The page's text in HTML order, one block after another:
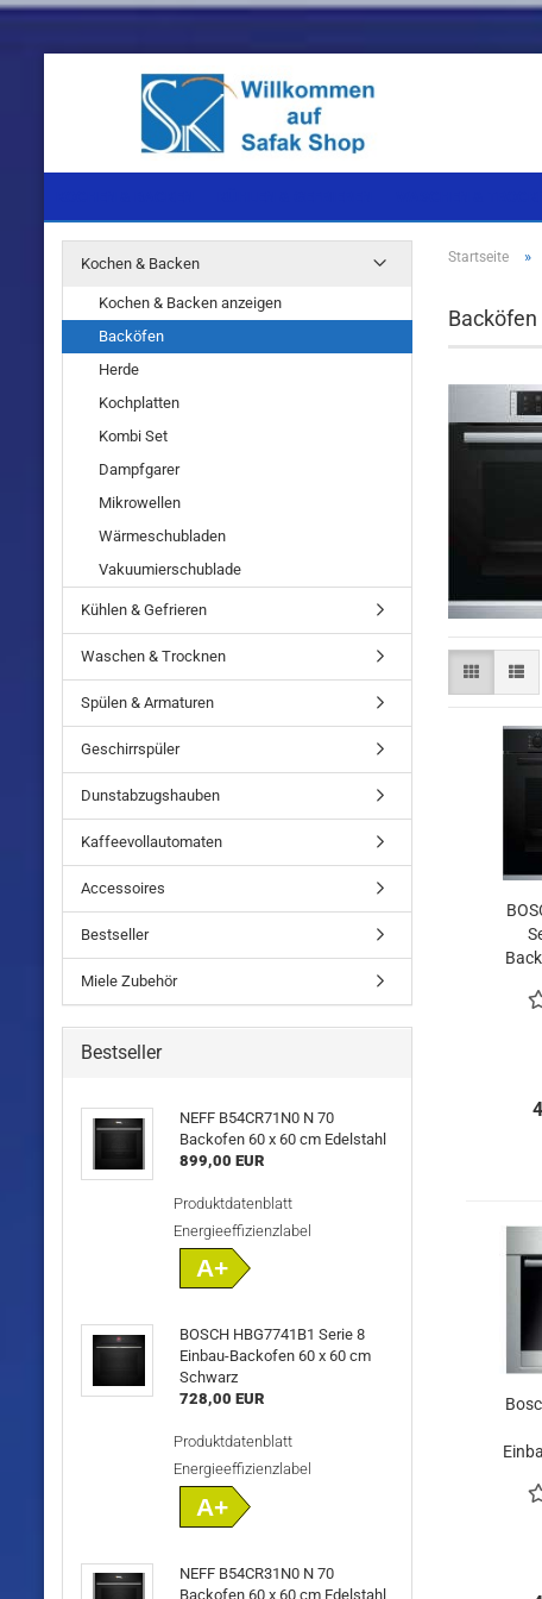
Einbaugeräte
Standgeräte
Startseite »
Backöfen
Kochen & Backen
Kochen & Backen anzeigen
Backöfen
Herde
Kochplatten
Kombi Set
Dampfgarer
Mikrowellen
Wärmeschubladen
Vakuumierschublade
Kühlen & Gefrieren
Waschen & Trocknen
Spülen & Armaturen
Geschirrspüler
Dunstabzugshauben
Kaffeevollautomaten
Accessoires
Bestseller
Miele Zubehör
Bestseller
NEFF B54CR71N0 N 70
Backofen 60 x 60 cm Edelstahl
899,00 EUR
Produktdatenblatt
Energieeffizienzlabel
A+
BOSCH HBG7741B1 Serie 8
Einbau-Backofen 60 x 60 cm
Schwarz
728,00 EUR
Produktdatenblatt
Energieeffizienzlabel
A+
NEFF B54CR31N0 N 70
Backofen 60 x 60 cm Edelstahl